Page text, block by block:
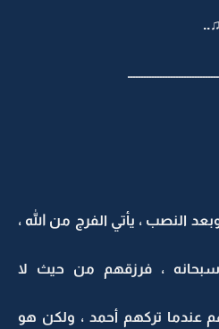
النصب ، يأتي الفرج من الله ،
سبحانه ، فرزقهم من حيث لا
عندما تركهم أحمد ، ولكن هو